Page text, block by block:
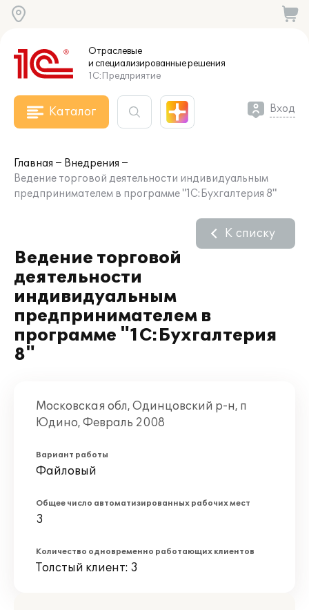
Отраслевые
и специализированныерешения
1С:Предприятие
Каталог Вход
Главная
Внедрения
Ведение торговой деятельности индивидуальным
предпринимателем в программе "1С:Бухгалтерия 8"
Ведение торговой
деятельности
индивидуальным
предпринимателем в
программе "1С:Бухгалтерия
8"
К списку
Московская обл, Одинцовский р-н, п
Юдино, Февраль 2008
Вариант работы
Файловый
Общее число автоматизированных рабочих мест
3
Количество одновременно работающих клиентов
Толстый клиент: 3